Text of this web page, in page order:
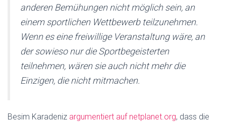
anderen Bemühungen nicht möglich sein, an
einem sportlichen Wettbewerb teilzunehmen.
Wenn es eine freiwillige Veranstaltung wäre, an
der sowieso nur die Sportbegeisterten
teilnehmen, wären sie auch nicht mehr die
Einzigen, die nicht mitmachen.
Besim Karadeniz argumentiert auf netplanet.org, dass die